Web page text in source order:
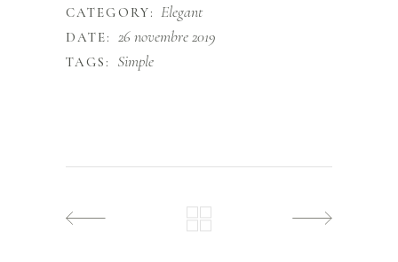
CATEGORY: Elegant
DATE: 26 novembre 2019
TAGS: Simple